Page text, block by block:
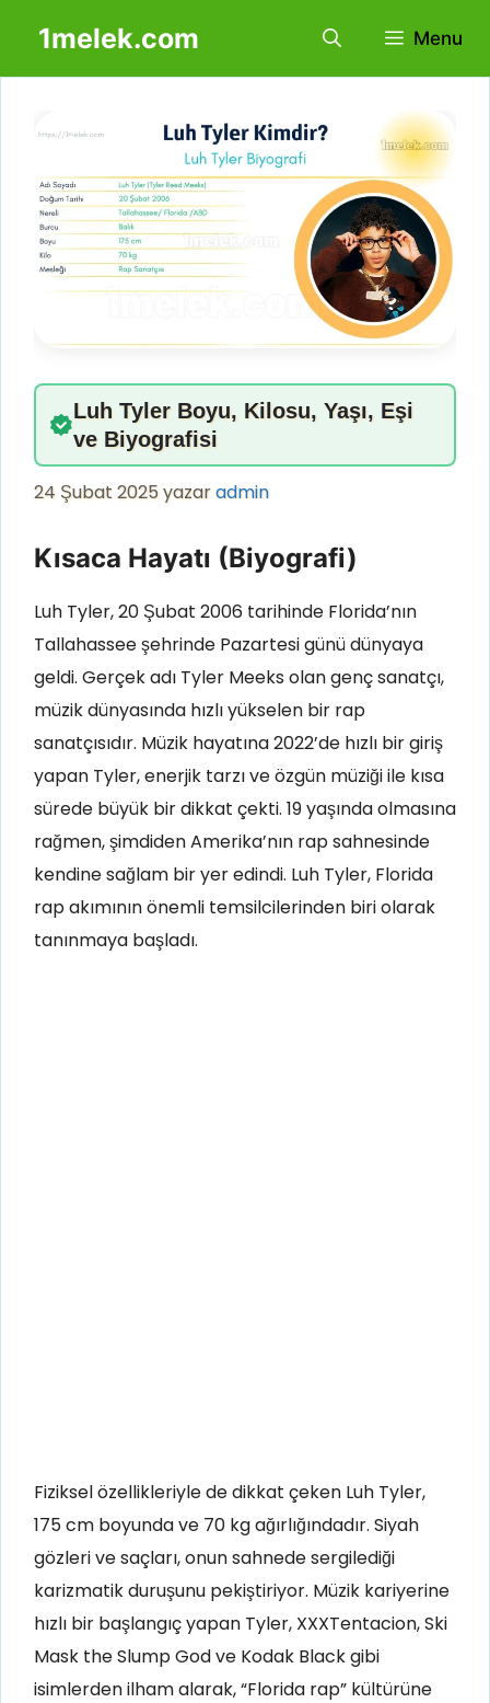
1melek.com Menu
Luh Tyler Boyu, Kilosu, Yaşı, Eşi
ve Biyografisi
24 Şubat 2025yazaradmin
Kısaca Hayatı (Biyografi)
Luh Tyler, 20 Şubat 2006 tarihinde Florida’nın
Tallahassee şehrinde Pazartesi günü dünyaya
geldi. Gerçek adı Tyler Meeks olan genç sanatçı,
müzik dünyasında hızlı yükselen bir rap
sanatçısıdır. Müzik hayatına 2022’de hızlı bir giriş
yapan Tyler, enerjik tarzı ve özgün müziği ile kısa
sürede büyük bir dikkat çekti. 19 yaşında olmasına
rağmen, şimdiden Amerika’nın rap sahnesinde
kendine sağlam bir yer edindi. Luh Tyler, Florida
rap akımının önemli temsilcilerinden biri olarak
tanınmaya başladı.
Fiziksel özellikleriyle de dikkat çeken Luh Tyler,
175 cm boyunda ve 70 kg ağırlığındadır. Siyah
gözleri ve saçları, onun sahnede sergilediği
karizmatik duruşunu pekiştiriyor. Müzik kariyerine
hızlı bir başlangıç yapan Tyler, XXXTentacion, Ski
Mask the Slump God ve Kodak Black gibi
isimlerden ilham alarak, “Florida rap” kültürüne